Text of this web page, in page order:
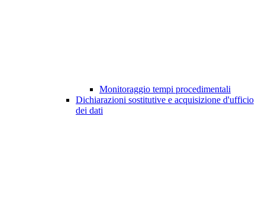
Monitoraggio tempi procedimentali
Dichiarazioni sostitutive e acquisizione d'ufficio
dei dati